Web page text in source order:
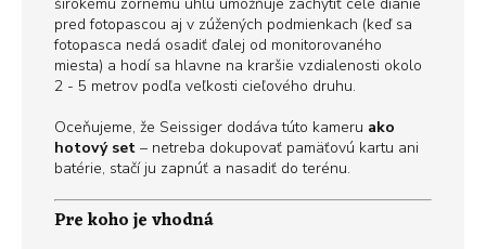
širokému zornému uhlu umožňuje zachytiť celé dianie
pred fotopascou aj v zúžených podmienkach (keď sa
fotopasca nedá osadiť ďalej od monitorovaného
miesta) a hodí sa hlavne na kraršie vzdialenosti okolo
2 - 5 metrov podľa veľkosti cieľového druhu.
Oceňujeme, že Seissiger dodáva túto kameru ako
hotový set – netreba dokupovať pamäťovú kartu ani
batérie, stačí ju zapnúť a nasadiť do terénu.
Pre koho je vhodná